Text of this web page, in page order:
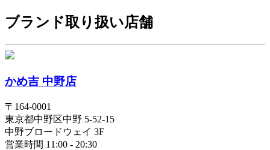
ブランド取り扱い店舗
かめ吉 中野店
〒 164-0001
東京都中野区中野 5-52-15
中野ブロードウェイ 3F
営業時間 11:00 - 20:30